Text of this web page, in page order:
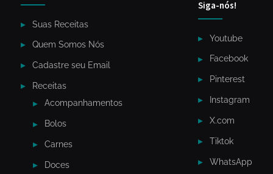
Suas Receitas
Quem Somos Nós
Cadastre seu Email
Receitas
Acompanhamentos
Bolos
Carnes
Doces
Siga-nós!
Youtube
Facebook
Pinterest
Instagram
X.com
Tiktok
WhatsApp